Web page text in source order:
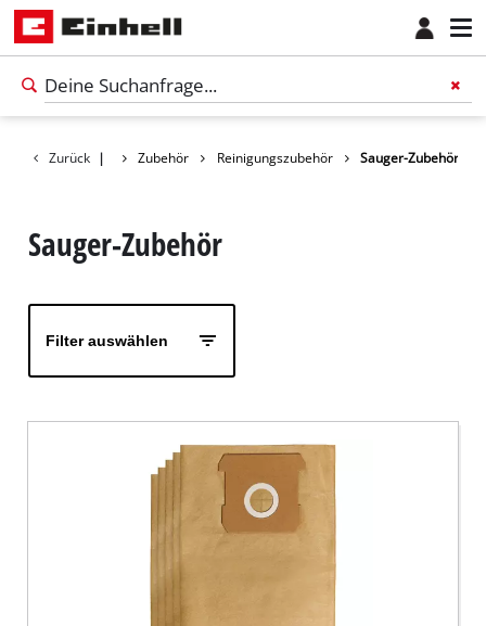
Zurück | Zubehör Reinigungszubehör Sauger-Zubehör
Sauger-Zubehör
Filter auswählen